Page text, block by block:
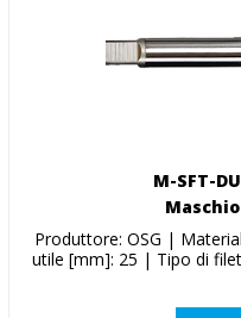
M-SFT-
Produttore: OSG |
utile [mm]: 25 | Tipo di